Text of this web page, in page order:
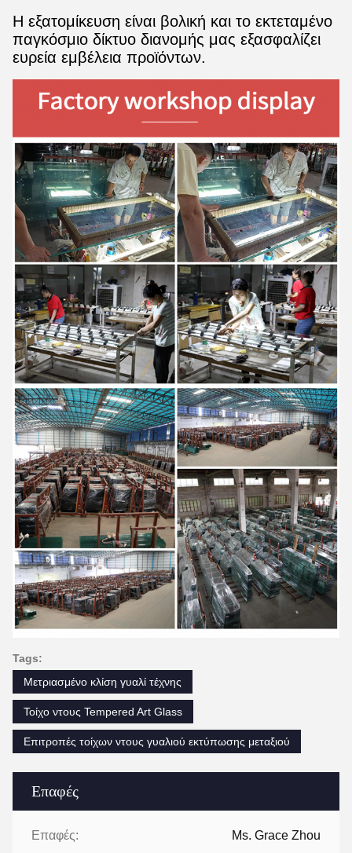
Επαφές
Επαφές: Ms. Grace Zhou
Η εξατομίκευση είναι βολική και το εκτεταμένο
παγκόσμιο δίκτυο διανομής μας εξασφαλίζει
ευρεία εμβέλεια προϊόντων.
Tags:
Μετριασμένο κλίση γυαλί τέχνης
Τοίχο ντους Tempered Art Glass
Επιτροπές τοίχων ντους γυαλιού εκτύπωσης μεταξιού